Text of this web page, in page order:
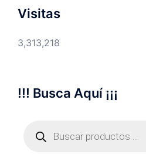
Visitas
3,313,218
!!! Busca Aquí ¡¡¡
productos